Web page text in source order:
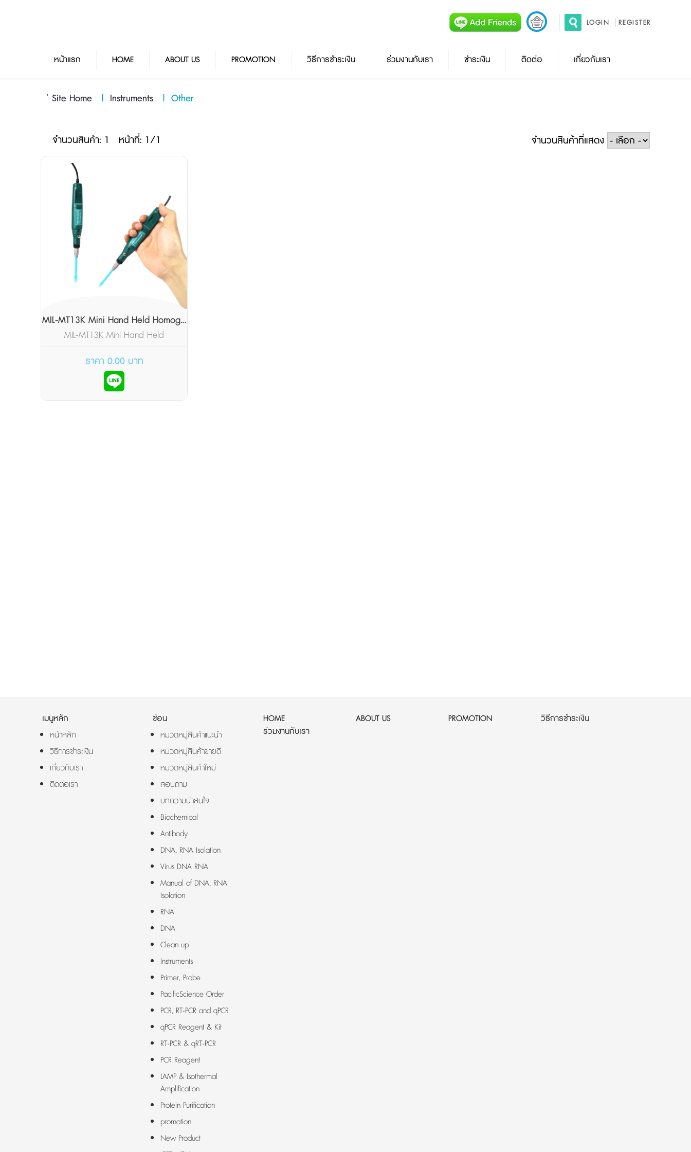
LOGIN REGISTER
หน้าแรก HOME ABOUT US PROMOTION วิธีการชำระเงิน ร่วมงานกับเรา ชำระเงิน ติดต่อ เกี่ยวกับเรา
Site Home | Instruments | Other
จำนวนสินค้า: 1 หน้าที่: 1/1 จำนวนสินค้าที่แสดง
MIL-MT13K Mini Hand Held Homog...
MIL-MT13K Mini Hand Held
Homogenizer
ราคา 0.00 บาท
เมนูหลัก
หน้าหลัก
วิธีการชำระเงิน
เกี่ยวกับเรา
ติดต่อเรา
ซ่อน
หมวดหมู่สินค้าแนะนำ
หมวดหมู่สินค้าขายดี
หมวดหมู่สินค้าใหม่
สอบถาม
บทความน่าสนใจ
Biochemical
Antibody
DNA, RNA Isolation
Virus DNA RNA
Manual of DNA, RNA
Isolation
RNA
DNA
Clean up
Instruments
Primer, Probe
PacificScience Order
PCR, RT-PCR and qPCR
qPCR Reagent & Kit
RT-PCR & qRT-PCR
PCR Reagent
LAMP & Isothermal
Amplification
Protein Purification
promotion
New Product
HOME ABOUT US PROMOTION
วิธีการชำระเงิน
ร่วมงานกับเรา